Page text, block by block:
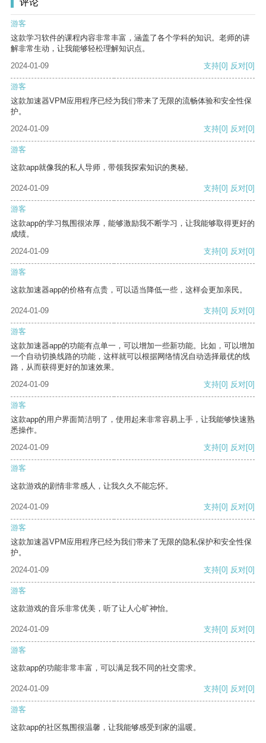
评论
游客
这款学习软件的课程内容非常丰富，涵盖了各个学科的知识。老师的讲
解非常生动，让我能够轻松理解知识点。
2024-01-09
支持[0] 反对[0]
游客
这款加速器VPM应用程序已经为我们带来了无限的流畅体验和安全性保
护。
2024-01-09
支持[0] 反对[0]
游客
这款app就像我的私人导师，带领我探索知识的奥秘。
2024-01-09 支持[0] 反对[0]
游客
这款app的学习氛围很浓厚，能够激励我不断学习，让我能够取得更好的
成绩。
2024-01-09
支持[0] 反对[0]
游客
这款加速器app的价格有点贵，可以适当降低一些，这样会更加亲民。
2024-01-09 支持[0] 反对[0]
游客
这款加速器app的功能有点单一，可以增加一些新功能。比如，可以增加
一个自动切换线路的功能，这样就可以根据网络情况自动选择最优的线
路，从而获得更好的加速效果。
2024-01-09
支持[0] 反对[0]
游客
这款app的用户界面简洁明了，使用起来非常容易上手，让我能够快速熟
悉操作。
2024-01-09
支持[0] 反对[0]
游客
这款游戏的剧情非常感人，让我久久不能忘怀。
2024-01-09 支持[0] 反对[0]
游客
这款加速器VPM应用程序已经为我们带来了无限的隐私保护和安全性保
护。
2024-01-09
支持[0] 反对[0]
游客
这款游戏的音乐非常优美，听了让人心旷神怡。
2024-01-09 支持[0] 反对[0]
游客
这款app的功能非常丰富，可以满足我不同的社交需求。
2024-01-09 支持[0] 反对[0]
游客
这款app的社区氛围很温馨，让我能够感受到家的温暖。